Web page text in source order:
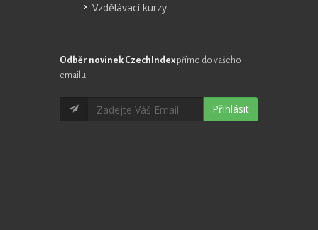
Vzdělávací kurzy
Odběr novinek CzechIndex přímo do vašeho
emailu
Přihlásit